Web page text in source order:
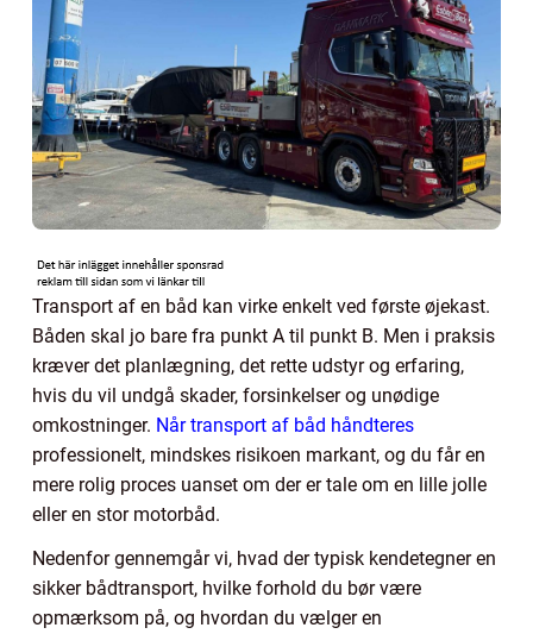
Transport af en båd kan virke enkelt ved første øjekast.
Båden skal jo bare fra punkt A til punkt B. Men i praksis
kræver det planlægning, det rette udstyr og erfaring,
hvis du vil undgå skader, forsinkelser og unødige
omkostninger. Når transport af båd håndteres
professionelt, mindskes risikoen markant, og du får en
mere rolig proces uanset om der er tale om en lille jolle
eller en stor motorbåd.
Nedenfor gennemgår vi, hvad der typisk kendetegner en
sikker bådtransport, hvilke forhold du bør være
opmærksom på, og hvordan du vælger en